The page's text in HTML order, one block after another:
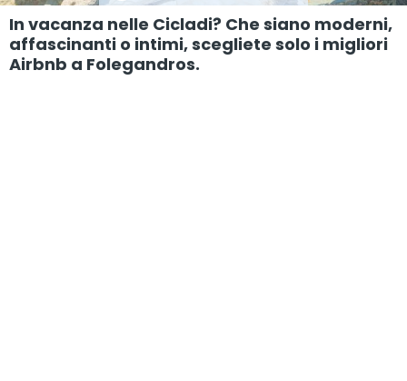
In vacanza nelle Cicladi? Che siano moderni,
affascinanti o intimi, scegliete solo i migliori
Airbnb a Folegandros.